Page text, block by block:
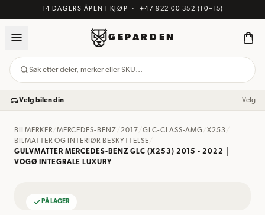
14 DAGERS ÅPENT KJØP · +47 922 00 352 (10–15)
GEPARDEN
Søk etter deler, merker eller SKU…
Velg bilen din Velg
BILMERKER/ MERCEDES-BENZ /2017 GLC-CLASS-AMG /X253
BILMATTER OG INTERIØR BESKYTTELSE
GULVMATTER MERCEDES-BENZ GLC (X253) 2015 - 2022 │
VOGØ INTEGRALE LUXURY
PÅ LAGER